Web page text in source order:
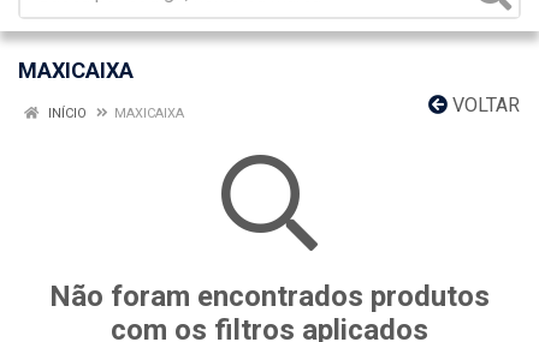
MAXICAIXA
VOLTAR
INÍCIO MAXICAIXA
Não foram encontrados produtos
com os filtros aplicados